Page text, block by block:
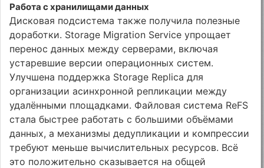
Работа с хранилищами данных
Дисковая подсистема также получила полезные
доработки. Storage Migration Service упрощает
перенос данных между серверами, включая
устаревшие версии операционных систем.
Улучшена поддержка Storage Replica для
организации асинхронной репликации между
удалёнными площадками. Файловая система ReFS
стала быстрее работать с большими объёмами
данных, а механизмы дедупликации и компрессии
требуют меньше вычислительных ресурсов. Всё
это положительно сказывается на общей